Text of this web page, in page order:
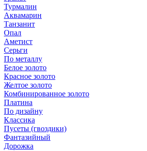
Турмалин
Аквамарин
Танзанит
Опал
Аметист
Серьги
По металлу
Белое золото
Красное золото
Желтое золото
Комбинированное золото
Платина
По дизайну
Классика
Пусеты (гвоздики)
Фантазийный
Дорожка